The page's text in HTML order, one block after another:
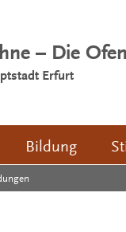
– Die
Erfurt
Bildung